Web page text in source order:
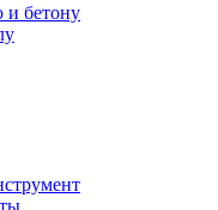
и бетону